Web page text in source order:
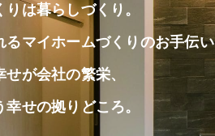
は暮らしづくり。
るマイホームづくりのお手伝
が会社の繁栄、
幸せの拠りどころ。